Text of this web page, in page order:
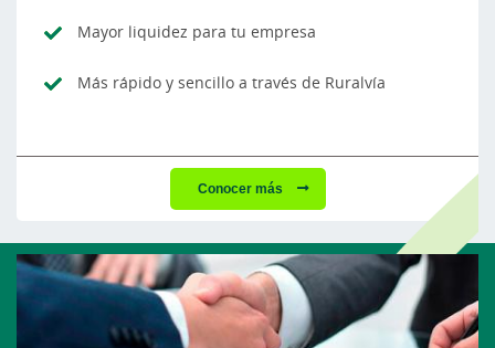
Mayor liquidez para tu empresa
Más rápido y sencillo a través de Ruralvía
Conocer más